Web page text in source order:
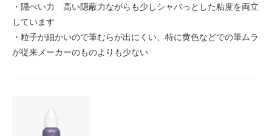
・隠ぺい力 高い隠蔽力ながらも少しシャバっとした粘度を両立
しています
・粒子が細かいので筆むらが出にくい、特に黄色などでの筆ムラ
が従来メーカーのものよりも少ない